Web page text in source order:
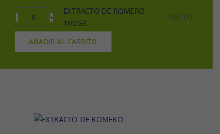
cantidad
DE
ROMERO
250GR
cantidad
EXTRACTO
DE
ROMERO
cantidad
EXTRACTO DE ROMERO
100GR
$80.00
AÑADIR AL CARRITO